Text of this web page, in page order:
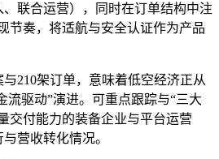
联合运营），同时在订单结构中注
节奏，将适航与安全认证作为产品
与210架订单，意味着低空经济正从
流驱动”演进。可重点跟踪与“三大
交付能力的装备企业与平台运营
营收转化情况。